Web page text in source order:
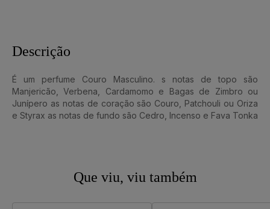
Descrição
É um perfume Couro Masculino. s notas de topo são
Manjericão, Verbena, Cardamomo e Bagas de Zimbro ou
Junípero as notas de coração são Couro, Patchouli ou Oriza
e Styrax as notas de fundo são Cedro, Incenso e Fava Tonka
Que viu, viu também